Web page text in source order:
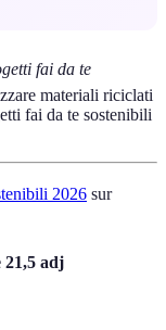
fai da te
materiali riciclati
fai da te sostenibili
2026 sur
adj